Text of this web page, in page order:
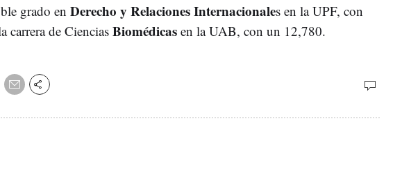
grado en Derecho y Relaciones Internacionales en la UPF, con
carrera de Ciencias Biomédicas en la UAB, con un 12,780.